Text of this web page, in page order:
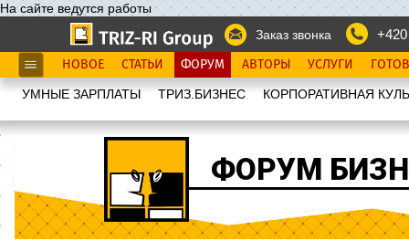
На сайте ведутся работы
Заказ звонка
НОВОЕ СТАТЬИ ФОРУМ АВТОРЫ УСЛУГИ
УМНЫЕ ЗАРПЛАТЫ ТРИЗ.БИЗНЕС КОРПОРАТИВНАЯ
ФОРУМ